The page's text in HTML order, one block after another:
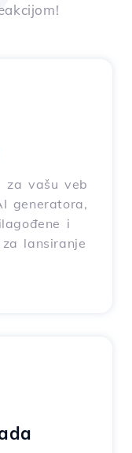
za vašu veb
generatora,
i
lansiranje